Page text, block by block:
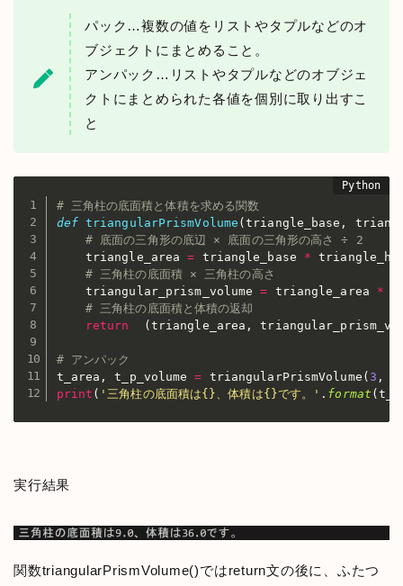
パック…複数の値をリストやタプルなどのオ
ブジェクトにまとめること。
アンパック…リストやタプルなどのオブジェ
クトにまとめられた各値を個別に取り出すこ
と
# 三角柱の底面積と体積を求める関数
def triangularPrismVolume (triangle_base ,
# 底面の三角形の底辺 × 底面の三角形の高さ ÷ 2
    triangle_area
= triangle_base *
# 三角柱の底面積 × 三角柱の高さ
    triangular_prism_volume
= triangle_area *
# 三角柱の底面積と体積の返却
return
(triangle_area ,
# アンパック
t_area , t_p_volume = triangularPrismVolume (3 ,
print ( '三角柱の底面積は{}、体積は{}です。' . format (
実行結果
関数triangularPrismVolume()ではreturn文の後に、ふたつ